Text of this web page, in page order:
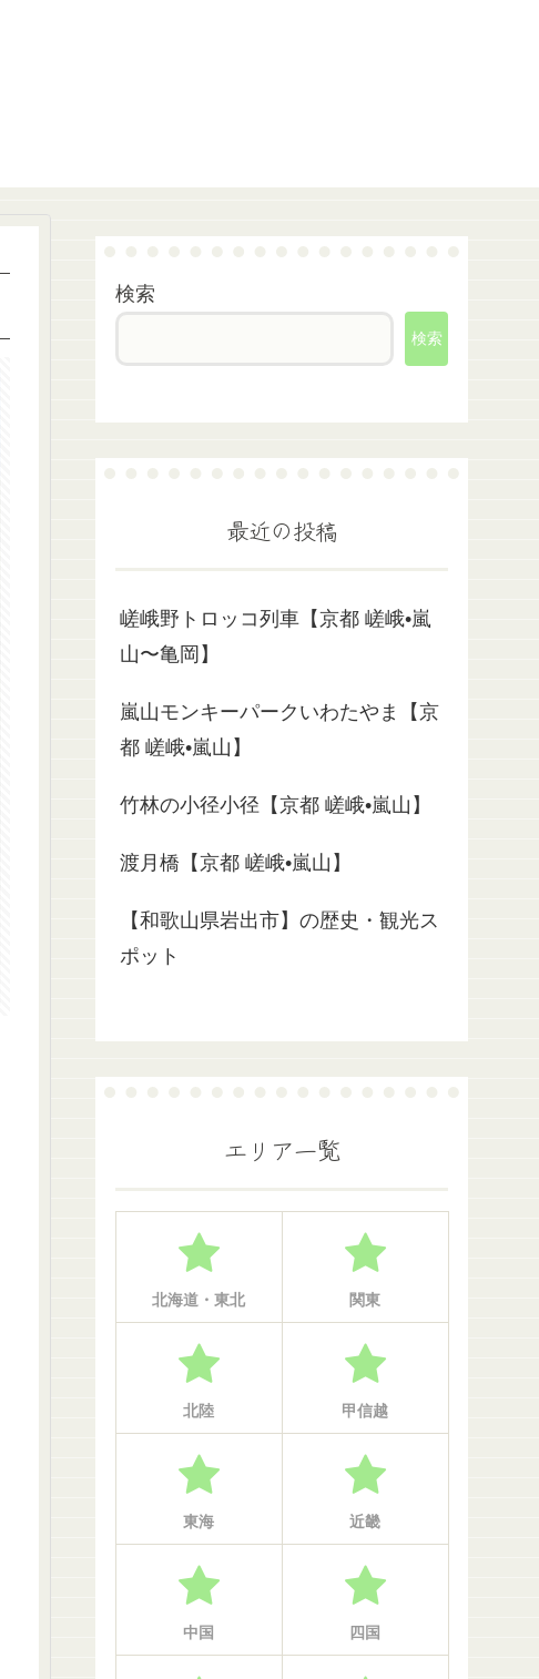
検索
検索
最近の投稿
嵯峨野トロッコ列車【京都 嵯峨•嵐
山〜亀岡】
嵐山モンキーパークいわたやま【京
都 嵯峨•嵐山】
竹林の小径小径【京都 嵯峨•嵐山】
渡月橋【京都 嵯峨•嵐山】
【和歌山県岩出市】の歴史・観光ス
ポット
エリア一覧
北海道・東北 関東
北陸 甲信越
東海 近畿
中国 四国